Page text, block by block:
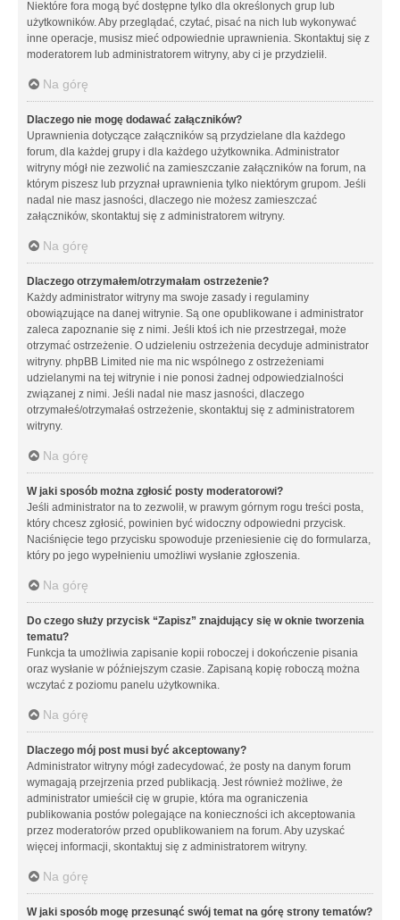
Niektóre fora mogą być dostępne tylko dla określonych grup lub
użytkowników. Aby przeglądać, czytać, pisać na nich lub wykonywać
inne operacje, musisz mieć odpowiednie uprawnienia. Skontaktuj się z
moderatorem lub administratorem witryny, aby ci je przydzielił.
Na górę
Dlaczego nie mogę dodawać załączników?
Uprawnienia dotyczące załączników są przydzielane dla każdego
forum, dla każdej grupy i dla każdego użytkownika. Administrator
witryny mógł nie zezwolić na zamieszczanie załączników na forum, na
którym piszesz lub przyznał uprawnienia tylko niektórym grupom. Jeśli
nadal nie masz jasności, dlaczego nie możesz zamieszczać
załączników, skontaktuj się z administratorem witryny.
Na górę
Dlaczego otrzymałem/otrzymałam ostrzeżenie?
Każdy administrator witryny ma swoje zasady i regulaminy
obowiązujące na danej witrynie. Są one opublikowane i administrator
zaleca zapoznanie się z nimi. Jeśli ktoś ich nie przestrzegał, może
otrzymać ostrzeżenie. O udzieleniu ostrzeżenia decyduje administrator
witryny. phpBB Limited nie ma nic wspólnego z ostrzeżeniami
udzielanymi na tej witrynie i nie ponosi żadnej odpowiedzialności
związanej z nimi. Jeśli nadal nie masz jasności, dlaczego
otrzymałeś/otrzymałaś ostrzeżenie, skontaktuj się z administratorem
witryny.
Na górę
W jaki sposób można zgłosić posty moderatorowi?
Jeśli administrator na to zezwolił, w prawym górnym rogu treści posta,
który chcesz zgłosić, powinien być widoczny odpowiedni przycisk.
Naciśnięcie tego przycisku spowoduje przeniesienie cię do formularza,
który po jego wypełnieniu umożliwi wysłanie zgłoszenia.
Na górę
Do czego służy przycisk “Zapisz” znajdujący się w oknie tworzenia
tematu?
Funkcja ta umożliwia zapisanie kopii roboczej i dokończenie pisania
oraz wysłanie w późniejszym czasie. Zapisaną kopię roboczą można
wczytać z poziomu panelu użytkownika.
Na górę
Dlaczego mój post musi być akceptowany?
Administrator witryny mógł zadecydować, że posty na danym forum
wymagają przejrzenia przed publikacją. Jest również możliwe, że
administrator umieścił cię w grupie, która ma ograniczenia
publikowania postów polegające na konieczności ich akceptowania
przez moderatorów przed opublikowaniem na forum. Aby uzyskać
więcej informacji, skontaktuj się z administratorem witryny.
Na górę
W jaki sposób mogę przesunąć swój temat na górę strony tematów?